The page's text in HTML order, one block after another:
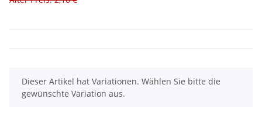
x
Dieser Artikel hat Variationen. Wählen Sie bitte die
gewünschte Variation aus.